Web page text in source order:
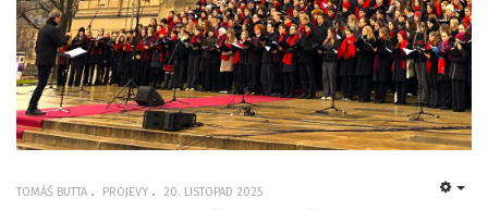
TOMÁŠ BUTTA PROJEVY 20. LISTOPAD 2025